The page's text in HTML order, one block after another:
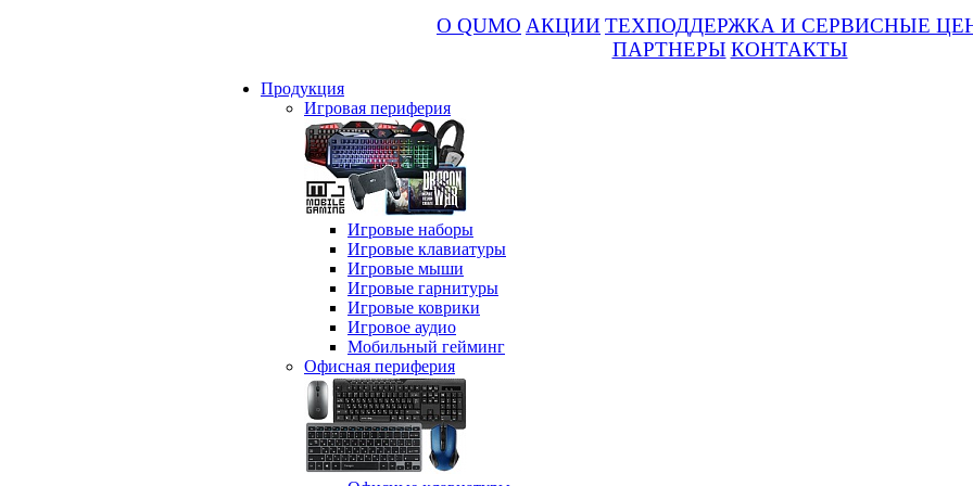
О QUMO АКЦИИ ТЕХПОДДЕРЖКА И СЕРВИСНЫЕ
ПАРТНЕРЫ КОНТАКТЫ
Продукция
Игровая периферия
Игровые наборы
Игровые клавиатуры
Игровые мыши
Игровые гарнитуры
Игровые коврики
Игровое аудио
Мобильный гейминг
Офисная периферия